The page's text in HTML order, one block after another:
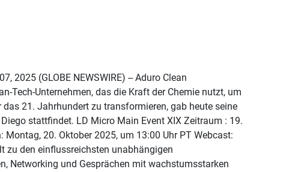
2025 (GLOBE NEWSWIRE) -- Aduro Clean
Tech-Unternehmen, das die Kraft der Chemie nutzt, um
21. Jahrhundert zu transformieren, gab heute seine
stattfindet. LD Micro Main Event XIX Zeitraum : 19.
20. Oktober 2025, um 13:00 Uhr PT Webcast:
zu den einflussreichsten unabhängigen
Networking und Gesprächen mit wachstumsstarken